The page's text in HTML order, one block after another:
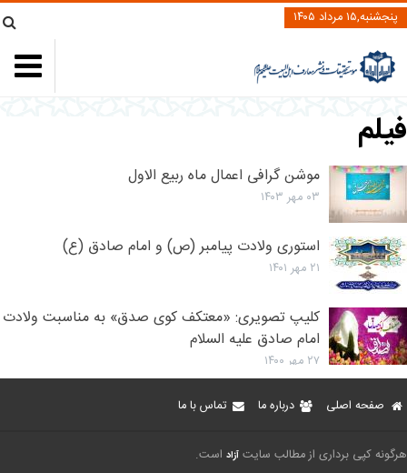
پنجشنبه,۱۵ مرداد ۱۴۰۵
فیلم
موشن گرافی اعمال ماه ربیع الاول
۰۳ مهر ۱۴۰۳
استوری ولادت پیامبر (ص) و امام صادق (ع)
۲۱ مهر ۱۴۰۱
کلیپ تصویری: «معتکف کوی صدق» به مناسبت ولادت
امام صادق علیه السلام
۲۷ مهر ۱۴۰۰
صفحه اصلی درباره ما تماس با ما
هرگونه کپی برداری از مطالب سایت آزاد است.